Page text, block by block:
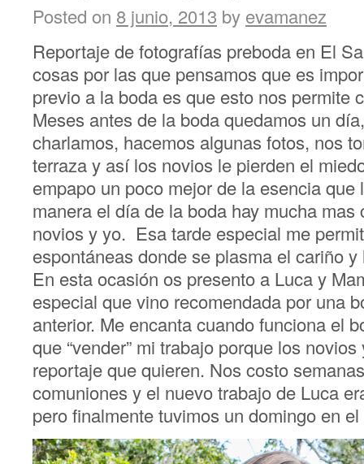
Posted on 8 junio, 2013 by evamanez
Reportaje de fotografías preboda en El
cosas por las que pensamos que es
previo a la boda es que esto nos permite
Meses antes de la boda quedamos un
charlamos, hacemos algunas fotos, nos
terraza y así los novios le pierden el
empapo un poco mejor de la esencia
manera el día de la boda hay mucha
novios y yo. Esa tarde especial me
espontáneas donde se plasma el cariño
En esta ocasión os presento a Luca y
especial que vino recomendada por una
anterior. Me encanta cuando funciona el
que “vender” mi trabajo porque los
reportaje que quieren. Nos costo
comuniones y el nuevo trabajo de Luca
pero finalmente tuvimos un domingo en